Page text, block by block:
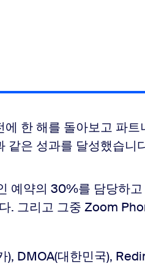
한 해를 돌아보고 파트
같은 성과를 달성했습니
예약의 30%를 담당하고
. 그리고 그중 Zoom
DMOA(대한민국),